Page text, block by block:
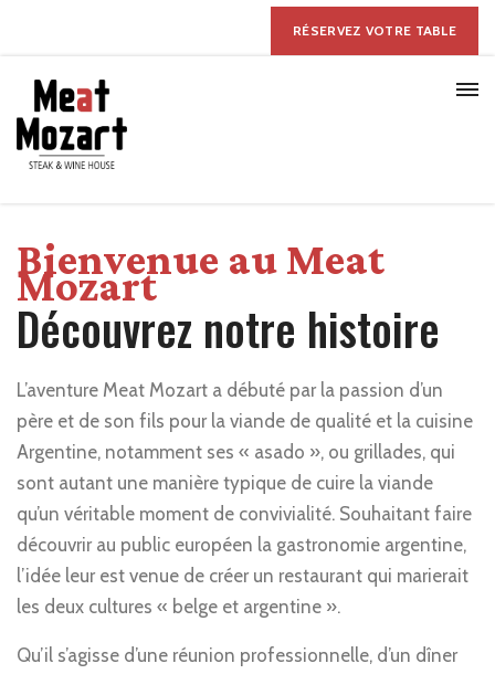
RÉSERVEZ VOTRE TABLE
Bienvenue au Meat
Mozart
Découvrez notre histoire
L’aventure Meat Mozart a débuté par la passion d’un
père et de son fils pour la viande de qualité et la cuisine
Argentine, notamment ses « asado », ou grillades, qui
sont autant une manière typique de cuire la viande
qu’un véritable moment de convivialité. Souhaitant faire
découvrir au public européen la gastronomie argentine,
l’idée leur est venue de créer un restaurant qui marierait
les deux cultures « belge et argentine ».
Qu’il s’agisse d’une réunion professionnelle, d’un dîner